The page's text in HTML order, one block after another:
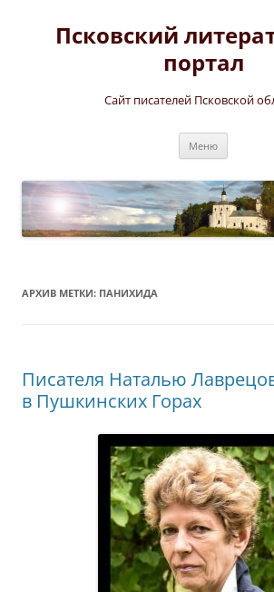
содержимому
Псковский
портал
Сайт писателей Псковской
Меню
АРХИВ МЕТКИ: ПАНИХИДА
Писателя Наталью
в Пушкинских Горах